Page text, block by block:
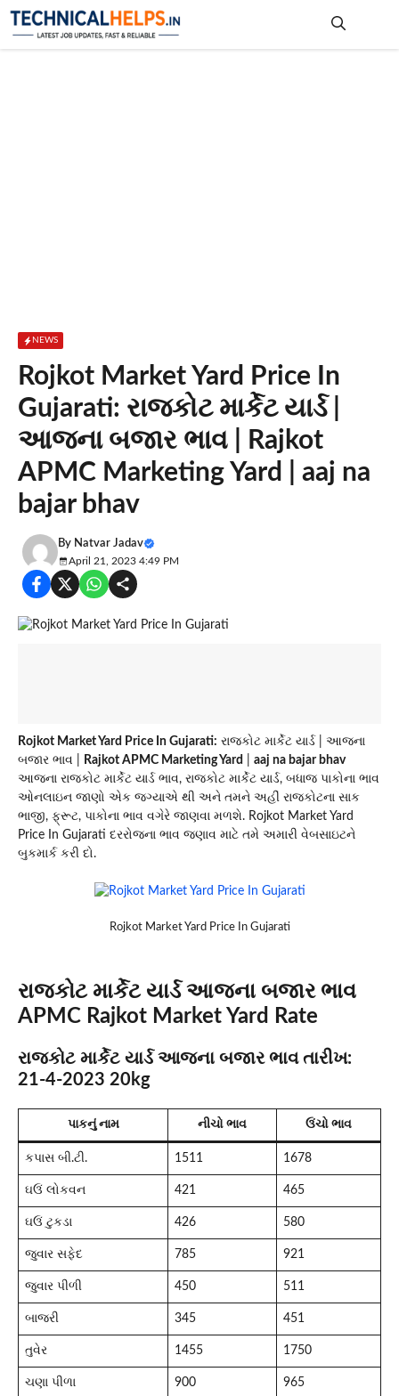
Skip
NEWS
Rojkot Market Yard Price In
Gujarati: રાજકોટ માર્કેટ યાર્ડ |
આજના બજાર ભાવ | Rajkot
APMC Marketing Yard | aaj na
bajar bhav
By Natvar Jadav
April 21, 2023 4:49 PM
Rojkot Market Yard Price In Gujarati: રાજકોટ માર્કેટ યાર્ડ | આજના
બજાર ભાવ |
Rajkot APMC Marketing Yard
aaj na bajar bhav
આજના રાજકોટ માર્કેટ યાર્ડ ભાવ, રાજકોટ માર્કેટ યાર્ડ, બધાજ પાકોના ભાવ
ઓનલાઇન જાણો એક જગ્યાએ થી અને તમને અહીં રાજકોટના સાક
ભાજી, ફ્રૂટ, પાકોના ભાવ વગેરે જાણવા મળશે. Rojkot Market Yard
Price In Gujarati દરરોજના ભાવ જણાવ માટે તમે અમારી વેબસાઇટને
બુકમાર્ક કરી દો.
Rojkot Market Yard Price In Gujarati
રાજકોટ માર્કેટ યાર્ડ આજના બજાર ભાવ
APMC Rajkot Market Yard Rate
રાજકોટ માર્કેટ યાર્ડ આજના બજાર ભાવ તારીખ:
21-4-2023 20kg
પાકનું નામ નીચો ભાવ ઉંચો ભાવ
કપાસ બી.ટી. 1511 1678
ઘઉં લોકવન 421 465
ઘઉં ટુકડા 426 580
જુવાર સફેદ 785 921
જુવાર પીળી 450 511
બાજરી 345 451
તુવેર 1455 1750
ચણા પીળા 900 965